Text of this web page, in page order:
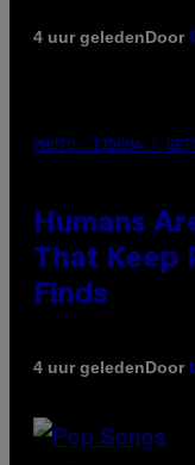
4 uur geledenDoor
PHOTO: IJDEMA /
Humans
That Keep
Finds
4 uur geledenDoor